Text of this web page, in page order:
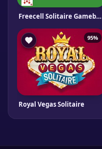
Freecell Solitaire Gameboss
95%
Royal Vegas Solitaire